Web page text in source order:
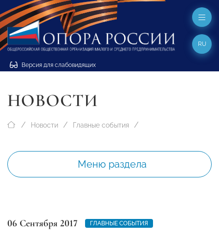
Версия для слабовидящих
RU
НОВОСТИ
Новости Главные события
Меню раздела
06 Сентября 2017 ГЛАВНЫЕ СОБЫТИЯ